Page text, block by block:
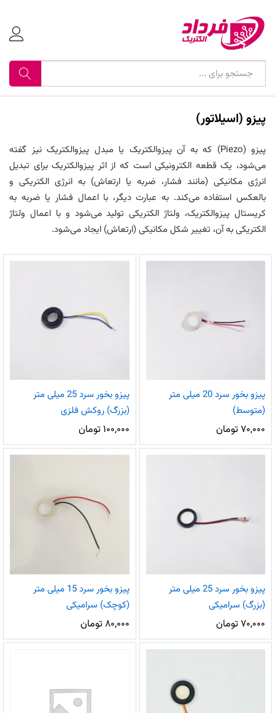
جستجو
پیزو (اسیلاتور)
پیزو (Piezo) که به آن پیزوالکتریک یا مبدل پیزوالکتریک نیز گفته
می‌شود، یک قطعه الکترونیکی است که از اثر پیزوالکتریک برای تبدیل
انرژی مکانیکی (مانند فشار، ضربه یا ارتعاش) به انرژی الکتریکی و
بالعکس استفاده می‌کند. به عبارت دیگر، با اعمال فشار یا ضربه به
کریستال پیزوالکتریک، ولتاژ الکتریکی تولید می‌شود و با اعمال ولتاژ
الکتریکی به آن، تغییر شکل مکانیکی (ارتعاش) ایجاد می‌شود.
پیزو بخور سرد 20 میلی متر
(متوسط)
۷۰,۰۰۰تومان
پیزو بخور سرد 25 میلی متر
(بزرگ) روکش فلزی
۱۰۰,۰۰۰ تومان
پیزو بخور سرد 25 میلی متر
(بزرگ) سرامیکی
۷۰,۰۰۰تومان
پیزو بخور سرد 15 میلی متر
(کوچک) سرامیکی
۸۰,۰۰۰تومان